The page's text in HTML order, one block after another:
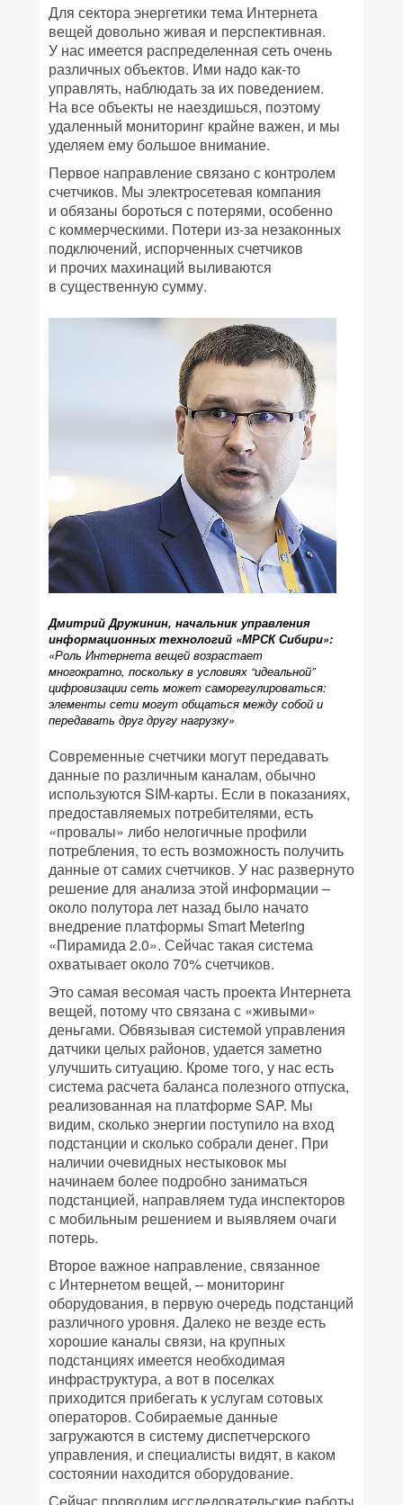
Для сектора энергетики тема Интернета
вещей довольно живая и перспективная.
У нас имеется распределенная сеть очень
различных объектов. Ими надо как-то
управлять, наблюдать за их поведением.
На все объекты не наездишься, поэтому
удаленный мониторинг крайне важен, и мы
уделяем ему большое внимание.
Первое направление связано с контролем
счетчиков. Мы электросетевая компания
и обязаны бороться с потерями, особенно
с коммерческими. Потери из-за незаконных
подключений, испорченных счетчиков
и прочих махинаций выливаются
в существенную сумму.
Дмитрий Дружинин, начальник управления
информационных технологий «МРСК Сибири»:
«Роль Интернета вещей возрастает
многократно, поскольку в условиях “идеальной”
цифровизации сеть может саморегулироваться:
элементы сети могут общаться между собой и
передавать друг другу нагрузку»
Современные счетчики могут передавать
данные по различным каналам, обычно
используются SIM-карты. Если в показаниях,
предоставляемых потребителями, есть
«провалы» либо нелогичные профили
потребления, то есть возможность получить
данные от самих счетчиков. У нас развернуто
решение для анализа этой информации –
около полутора лет назад было начато
внедрение платформы Smart Metering
«Пирамида 2.0». Сейчас такая система
охватывает около 70% счетчиков.
Это самая весомая часть проекта Интернета
вещей, потому что связана с «живыми»
деньгами. Обвязывая системой управления
датчики целых районов, удается заметно
улучшить ситуацию. Кроме того, у нас есть
система расчета баланса полезного отпуска,
реализованная на платформе SAP. Мы
видим, сколько энергии поступило на вход
подстанции и сколько собрали денег. При
наличии очевидных нестыковок мы
начинаем более подробно заниматься
подстанцией, направляем туда инспекторов
с мобильным решением и выявляем очаги
потерь.
Второе важное направление, связанное
с Интернетом вещей, – мониторинг
оборудования, в первую очередь подстанций
различного уровня. Далеко не везде есть
хорошие каналы связи, на крупных
подстанциях имеется необходимая
инфраструктура, а вот в поселках
приходится прибегать к услугам сотовых
операторов. Собираемые данные
загружаются в систему диспетчерского
управления, и специалисты видят, в каком
состоянии находится оборудование.
Сейчас проводим исследовательские работы